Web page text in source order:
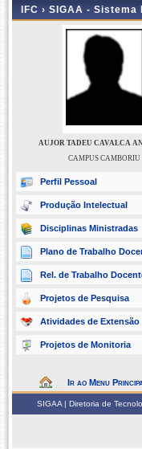
IFC › SIGAA -
AUJOR TADEU CAVALCA
CAMPUS CAMBORIU
Perfil Pessoal
Produção Intelectual
Disciplinas Ministradas
Plano de Trabalho
Rel. de Trabalho
Projetos de Pesquisa
Atividades de Extensão
Projetos de Monitoria
Ir ao Menu
SIGAA | Diretoria de